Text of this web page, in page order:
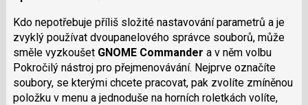
Kdo nepotřebuje příliš složité nastavování parametrů a je
zvyklý používat dvoupanelového správce souborů, může
směle vyzkoušet GNOME Commander a v něm volbu
Pokročilý nástroj pro přejmenovávání. Nejprve označíte
soubory, se kterými chcete pracovat, pak zvolíte zmíněnou
položku v menu a jednoduše na horních roletkách volíte,